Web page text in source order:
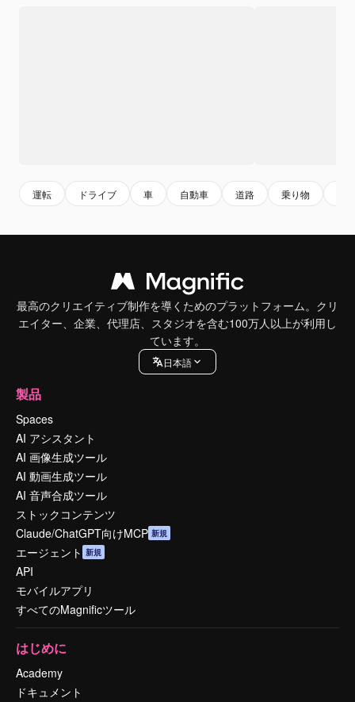
運転 ドライブ 車 自動車 道路 乗り物
最高のクリエイティブ制作を導くためのプラットフォーム。クリ
エイター、企業、代理店、スタジオを含む100万人以上が利用し
ています。
日本語
製品
Spaces
AI アシスタント
AI 画像生成ツール
AI 動画生成ツール
AI 音声合成ツール
ストックコンテンツ
Claude/ChatGPT向けMCP 新規
エージェント 新規
API
モバイルアプリ
すべてのMagnificツール
はじめに
Academy
ドキュメント